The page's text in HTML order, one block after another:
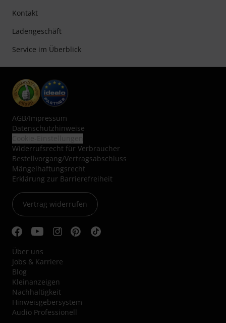
Kontakt
Ladengeschäft
Service im Überblick
AGB/Impressum
Datenschutzhinweise
Widerrufsrecht für Verbraucher
Bestellvorgang/Vertragsabschluss
Mängelhaftungsrecht
Erklärung zur Barrierefreiheit
Vertrag widerrufen
Über uns
Jobs & Karriere
Blog
Kleinanzeigen
Nachhaltigkeit
Hinweisgebersystem
Audio Professionell